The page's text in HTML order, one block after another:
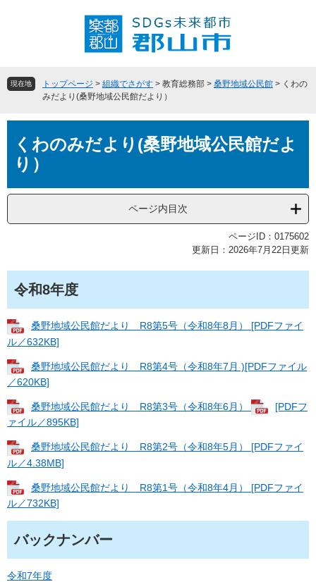
頭
飛現在地 トップページ > 組織でさがす > 教育総務部 > 桑野地域公民館 > くわの
みだより(桑野地域公民館だより）
くわのみだより(桑野地域公民館だよ
り）
ページ内目次
ページID：0175602
更新日：2026年7月22日更新
令和8年度
桑野地域公民館だより R8第5号（令和8年8月） [PDFファイ
ル／632KB]
桑野地域公民館だより R8第4号（令和8年7月 )[PDFファイル
／620KB]
桑野地域公民館だより R8第3号（令和8年6月）
[PDFフ
ァイル／895KB]
桑野地域公民館だより R8第2号（令和8年5月） [PDFファイ
ル／4.38MB]
桑野地域公民館だより R8第1号（令和8年4月） [PDFファイ
ル／732KB]
バックナンバー
令和7年度